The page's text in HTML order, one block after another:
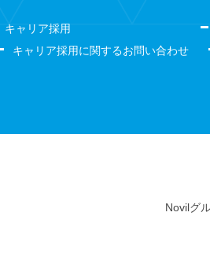
キャリア採用
キャリア採用に関するお問い合わせ
Novilグ